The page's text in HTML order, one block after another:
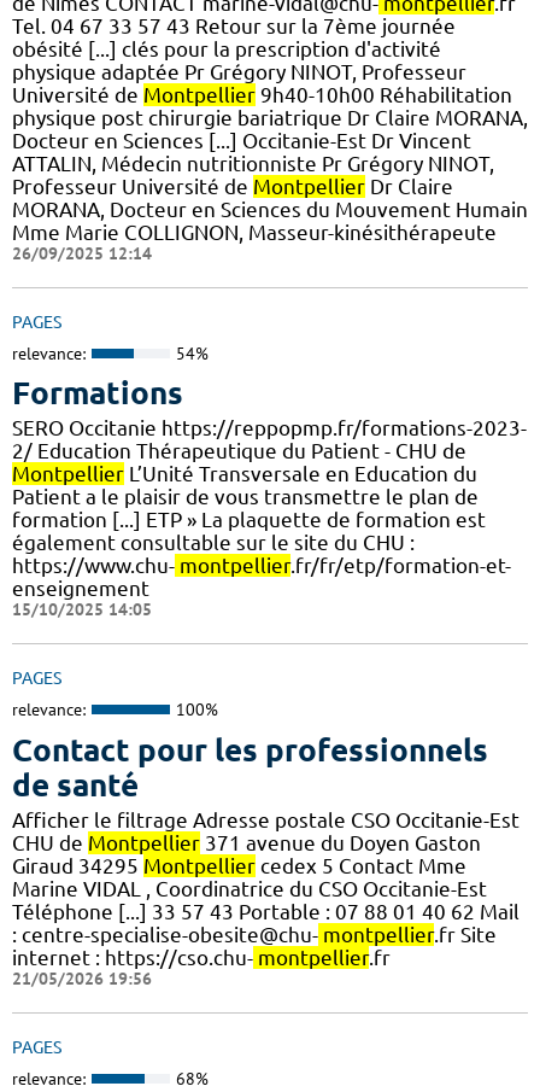
Tel. 04 67 33 57 43 Retour sur la 7ème journée
obésité [...] clés pour la prescription d'activité
physique adaptée Pr Grégory NINOT, Professeur
Université de Montpellier 9h40-10h00 Réhabilitation
physique post chirurgie bariatrique Dr Claire MORANA,
Docteur en Sciences [...] Occitanie-Est Dr Vincent
ATTALIN, Médecin nutritionniste Pr Grégory NINOT,
Professeur Université de Montpellier Dr Claire
MORANA, Docteur en Sciences du Mouvement Humain
Mme Marie COLLIGNON, Masseur-kinésithérapeute
26/09/2025 12:14
PAGES
relevance: 54%
Formations
SERO Occitanie https://reppopmp.fr/formations-2023-
2/ Education Thérapeutique du Patient - CHU de
Montpellier L’Unité Transversale en Education du
Patient a le plaisir de vous transmettre le plan de
formation [...] ETP » La plaquette de formation est
également consultable sur le site du CHU :
https://www.chu- montpellier.fr/fr/etp/formation-et-
enseignement
15/10/2025 14:05
PAGES
relevance: 100%
Contact pour les professionnels
de santé
Afficher le filtrage Adresse postale CSO Occitanie-Est
CHU de Montpellier 371 avenue du Doyen Gaston
Giraud 34295 Montpellier cedex 5 Contact Mme
Marine VIDAL , Coordinatrice du CSO Occitanie-Est
Téléphone [...] 33 57 43 Portable : 07 88 01 40 62 Mail
: centre-specialise-obesite@chu- montpellier.fr Site
internet : https://cso.chu- montpellier.fr
21/05/2026 19:56
PAGES
relevance: 68%